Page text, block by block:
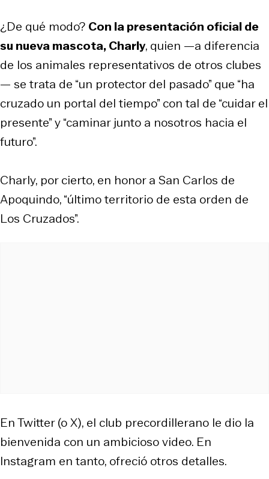
¿De qué modo? Con la presentación oficial de
su nueva mascota, Charly, quien —a diferencia
de los animales representativos de otros clubes
— se trata de “un protector del pasado” que “ha
cruzado un portal del tiempo” con tal de “cuidar el
presente” y “caminar junto a nosotros hacia el
futuro”.
Charly, por cierto, en honor a San Carlos de
Apoquindo, “último territorio de esta orden de
Los Cruzados”.
En Twitter (o X), el club precordillerano le dio la
bienvenida con un ambicioso video. En
Instagram en tanto, ofreció otros detalles.